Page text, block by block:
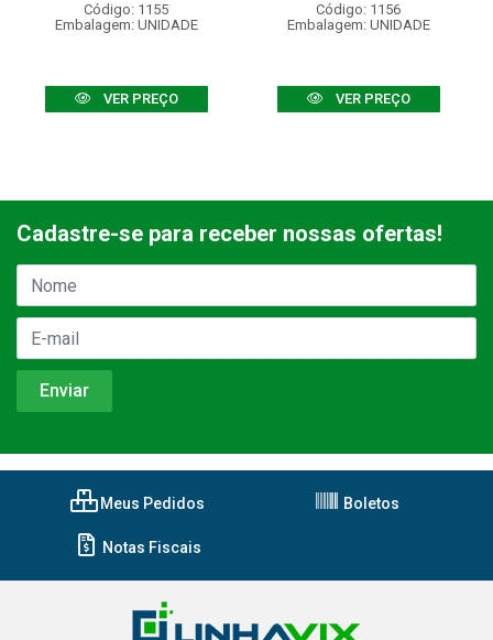
Código: 1155
Embalagem: UNIDADE
VER PREÇO
Código: 1156
Embalagem: UNIDADE
VER PREÇO
Cadastre-se para receber nossas ofertas!
Meus Pedidos Boletos
Notas Fiscais